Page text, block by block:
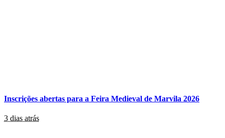
Inscrições abertas para a Feira Medieval de Marvila 2026
3 dias atrás